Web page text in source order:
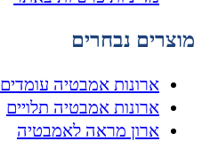
מוצרים נבחרים
ארונות אמבטיה עומדים
ארונות אמבטיה תלויים
ארון מראה לאמבטיה